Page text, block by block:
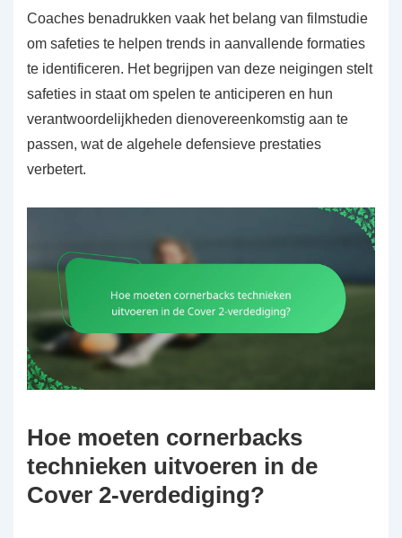
Coaches benadrukken vaak het belang van filmstudie
om safeties te helpen trends in aanvallende formaties
te identificeren. Het begrijpen van deze neigingen stelt
safeties in staat om spelen te anticiperen en hun
verantwoordelijkheden dienovereenkomstig aan te
passen, wat de algehele defensieve prestaties
verbetert.
Hoe moeten cornerbacks
technieken uitvoeren in de
Cover 2-verdediging?